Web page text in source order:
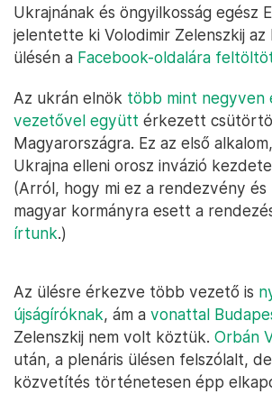
Ukrajnának és öngyilkosság egész
jelentette ki Volodimir Zelenszkij az
ülésén a Facebook-oldalára
Az ukrán elnök több mint negyven
vezetővel együtt érkezett
Magyarországra. Ez az első
Ukrajna elleni orosz invázió
(Arról, hogy mi ez a rendezvény
magyar kormányra esett a
írtunk.)
Az ülésre érkezve több vezető is
újságíróknak, ám a vonattal
Zelenszkij nem volt köztük. Orbán
után, a plenáris ülésen felszólalt,
közvetítés történetesen épp